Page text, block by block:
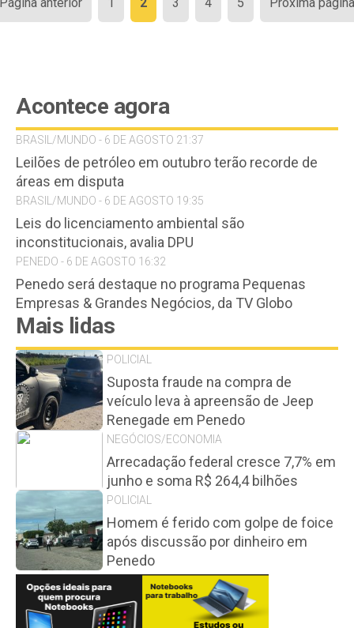
de
Acontece agora
BRASIL/MUNDO - 6 DE AGOSTO 21:37
Leilões de petróleo em outubro terão recorde de
áreas em disputa
BRASIL/MUNDO - 6 DE AGOSTO 19:35
Leis do licenciamento ambiental são
inconstitucionais, avalia DPU
PENEDO - 6 DE AGOSTO 16:32
Penedo será destaque no programa Pequenas
Empresas & Grandes Negócios, da TV Globo
Mais lidas
POLICIAL
Suposta fraude na compra de
veículo leva à apreensão de Jeep
Renegade em Penedo
NEGÓCIOS/ECONOMIA
Arrecadação federal cresce 7,7% em
junho e soma R$ 264,4 bilhões
POLICIAL
Homem é ferido com golpe de foice
após discussão por dinheiro em
Penedo